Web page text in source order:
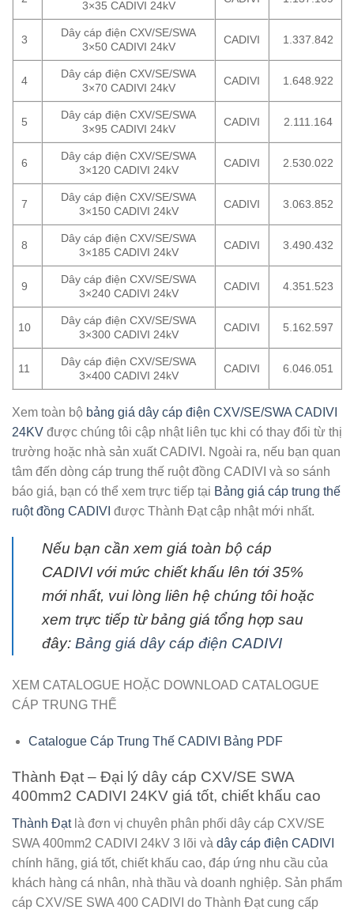
3×35 CADIVI 24kV
3
Dây cáp điện CXV/SE/SWA
3×50 CADIVI 24kV
CADIVI 1.337.842
4
Dây cáp điện CXV/SE/SWA
3×70 CADIVI 24kV
CADIVI 1.648.922
5
Dây cáp điện CXV/SE/SWA
3×95 CADIVI 24kV
CADIVI 2.111.164
6
Dây cáp điện CXV/SE/SWA
3×120 CADIVI 24kV
CADIVI 2.530.022
7
Dây cáp điện CXV/SE/SWA
3×150 CADIVI 24kV
CADIVI 3.063.852
8
Dây cáp điện CXV/SE/SWA
3×185 CADIVI 24kV
CADIVI 3.490.432
9
Dây cáp điện CXV/SE/SWA
3×240 CADIVI 24kV
CADIVI 4.351.523
10
Dây cáp điện CXV/SE/SWA
3×300 CADIVI 24kV
CADIVI 5.162.597
11
Dây cáp điện CXV/SE/SWA
3×400 CADIVI 24kV
CADIVI 6.046.051
Xem toàn bộ bảng giá dây cáp điện CXV/SE/SWA CADIVI
24KV được chúng tôi cập nhật liên tục khi có thay đổi từ thị
trường hoặc nhà sản xuất CADIVI. Ngoài ra, nếu bạn quan
tâm đến dòng cáp trung thế ruột đồng CADIVI và so sánh
báo giá, bạn có thể xem trực tiếp tại Bảng giá cáp trung thế
ruột đồng CADIVI được Thành Đạt cập nhật mới nhất.
Nếu bạn cần xem giá toàn bộ cáp
CADIVI với mức chiết khấu lên tới 35%
mới nhất, vui lòng liên hệ chúng tôi hoặc
xem trực tiếp từ bảng giá tổng hợp sau
đây: Bảng giá dây cáp điện CADIVI
XEM CATALOGUE HOẶC DOWNLOAD CATALOGUE
CÁP TRUNG THẾ
Catalogue Cáp Trung Thế CADIVI Bảng PDF
Thành Đạt – Đại lý dây cáp CXV/SE SWA
400mm2 CADIVI 24KV giá tốt, chiết khấu cao
Thành Đạtlà đơn vị chuyên phân phối dây cáp CXV/SE
SWA 400mm2 CADIVI 24kV 3 lõi và dây cáp điện CADIVI
chính hãng, giá tốt, chiết khấu cao, đáp ứng nhu cầu của
khách hàng cá nhân, nhà thầu và doanh nghiệp. Sản phẩm
cáp CXV/SE SWA 400 CADIVI do Thành Đạt cung cấp